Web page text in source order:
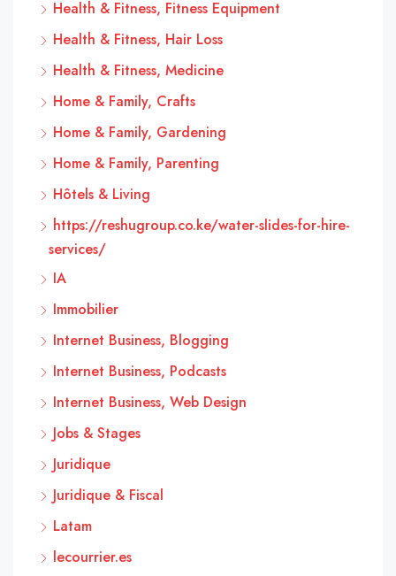
Health & Fitness, Fitness Equipment
Health & Fitness, Hair Loss
Health & Fitness, Medicine
Home & Family, Crafts
Home & Family, Gardening
Home & Family, Parenting
Hôtels & Living
https://reshugroup.co.ke/water-slides-for-hire-
services/
IA
Immobilier
Internet Business, Blogging
Internet Business, Podcasts
Internet Business, Web Design
Jobs & Stages
Juridique
Juridique & Fiscal
Latam
lecourrier.es